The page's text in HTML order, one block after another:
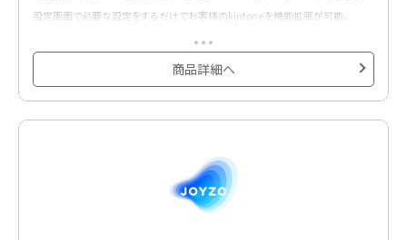
設定画面で必要な設定をするだけでお客様のkintoneを機能拡張が可能。
下記の全17種類のプラグインから1つお選びいただき、お申し込みをお願いしま
す。
⑤ドロップダウン絞り込みプラグイン
商品詳細へ